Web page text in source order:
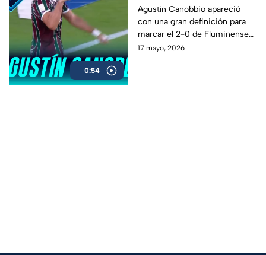
0:54
domina a São Paulo en
el Brasileirao
Agustín Canobbio apareció
con una gran definición para
marcar el 2-0 de Fluminense
ante São Paulo y desatar la
17 mayo, 2026